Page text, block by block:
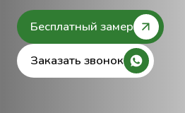
Бесплатный замер
Заказать звонок